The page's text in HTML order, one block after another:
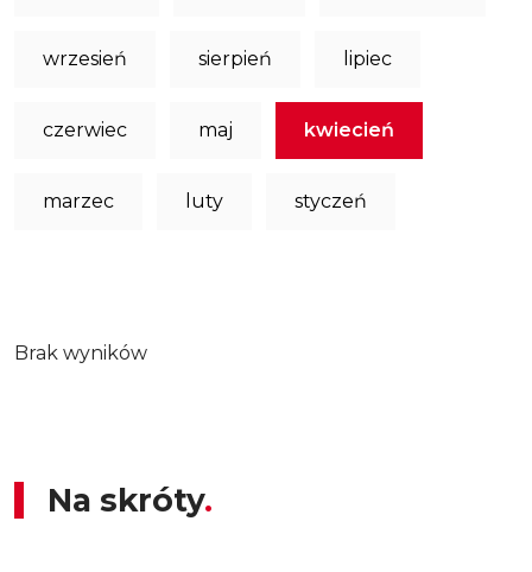
wrzesień sierpień lipiec
czerwiec maj kwiecień
marzec luty styczeń
Brak wyników
Na skróty